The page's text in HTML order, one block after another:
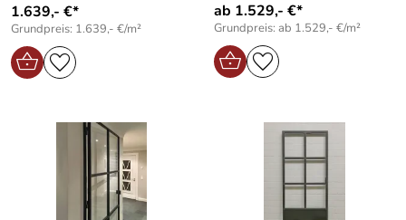
1.639,- €*
Grundpreis: 1.639,- €/m²
ab 1.529,- €*
Grundpreis: ab 1.529,- €/m²